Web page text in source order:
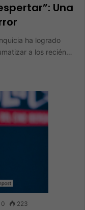
Una
ha logrado
a los recién…
0 223